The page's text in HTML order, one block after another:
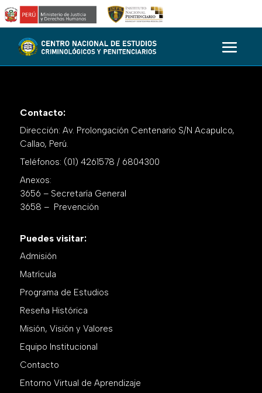
Contacto:
Dirección: Av. Prolongación Centenario S/N Acapulco,
Callao, Perú.
Teléfonos: (01) 4261578 / 6804300
Anexos:
3656 – Secretaría General
3658 – Prevención
Puedes visitar:
Admisión
Matrícula
Programa de Estudios
Reseña Histórica
Misión, Visión y Valores
Equipo Institucional
Contacto
Entorno Virtual de Aprendizaje